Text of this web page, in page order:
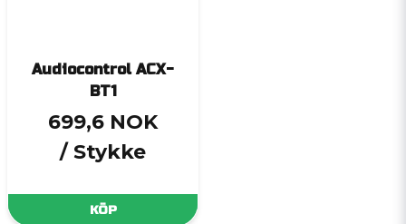
Audiocontrol ACX-
BT1
699,6 NOK
/ Stykke
KÖP